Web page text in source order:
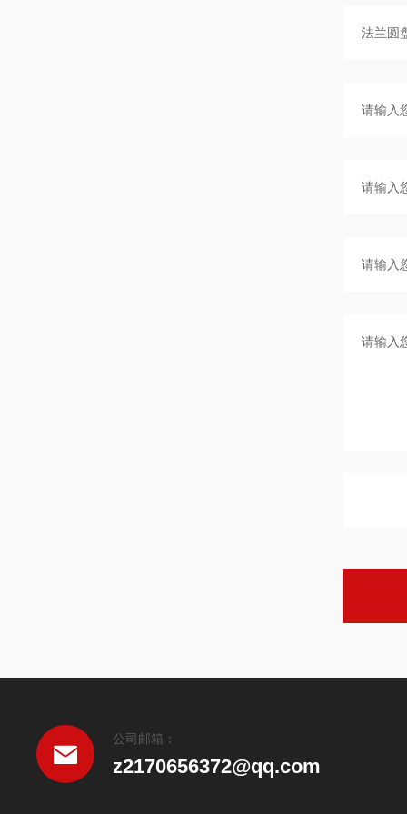
公司邮箱：
z2170656372@qq.com